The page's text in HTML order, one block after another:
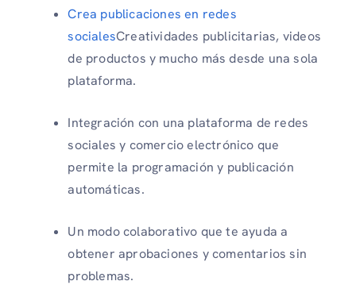
Crea publicaciones en redes
socialesCreatividades publicitarias, videos
de productos y mucho más desde una sola
plataforma.
Integración con una plataforma de redes
sociales y comercio electrónico que
permite la programación y publicación
automáticas.
Un modo colaborativo que te ayuda a
obtener aprobaciones y comentarios sin
problemas.